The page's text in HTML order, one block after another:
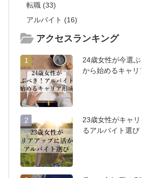
転職 (33)
アルバイト (16)
アクセスランキング
1
24歳女性が今選
から始めるキャリ
2
23歳女性がキャ
るアルバイト選び